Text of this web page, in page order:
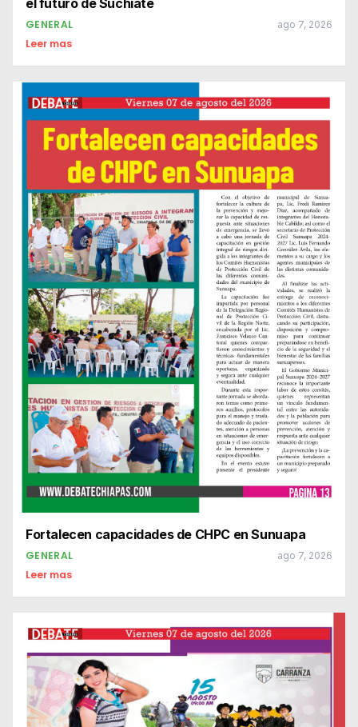
el futuro de Suchiate
GENERAL ago 7, 2026
Leer mas
Fortalecen capacidades de CHPC en Sunuapa
GENERAL ago 7, 2026
Leer mas